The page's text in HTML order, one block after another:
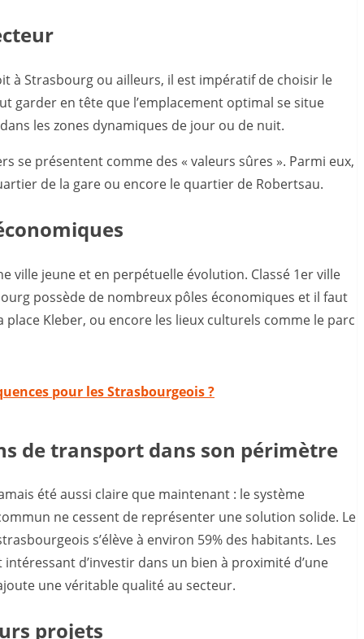
à Strasbourg ou ailleurs, il est impératif de choisir le
garder en tête que l’emplacement optimal se situe
les zones dynamiques de jour ou de nuit.
se présentent comme des « valeurs sûres ». Parmi eux,
de la gare ou encore le quartier de Robertsau.
ville jeune et en perpétuelle évolution. Classé 1er ville
possède de nombreux pôles économiques et il faut
Kleber, ou encore les lieux culturels comme le parc
pour les Strasbourgeois ?
de transport dans son périmètre
été aussi claire que maintenant : le système
ne cessent de représenter une solution solide. Le
s’élève à environ 59% des habitants. Les
d’investir dans un bien à proximité d’une
une véritable qualité au secteur.
projets